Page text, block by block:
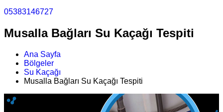
05383146727
Musalla Bağları Su Kaçağı Tespiti
Ana Sayfa
Bölgeler
Su Kaçağı
Musalla Bağları Su Kaçağı Tespiti